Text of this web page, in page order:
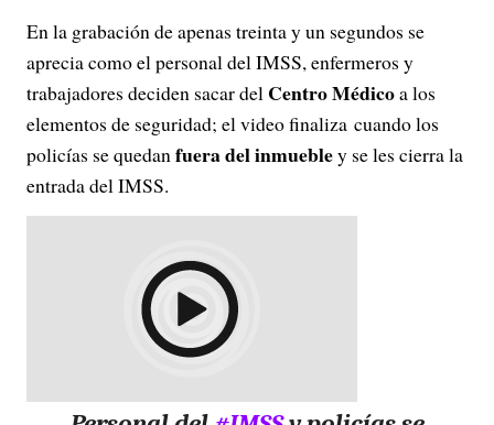
En la grabación de apenas treinta y un segundos se
aprecia como el personal del IMSS, enfermeros y
trabajadores deciden sacar del Centro Médicoa los
elementos de seguridad; el video finaliza cuando los
policías se quedanfuera del inmuebley se les cierra la
entrada del IMSS.